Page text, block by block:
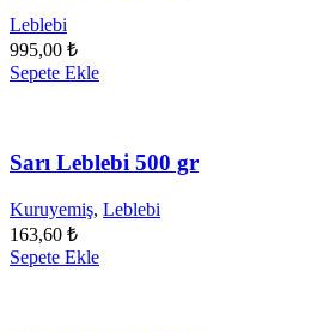
Leblebi
995,00 ₺
Sepete Ekle
Sarı Leblebi 500 gr
Kuruyemiş, Leblebi
163,60 ₺
Sepete Ekle